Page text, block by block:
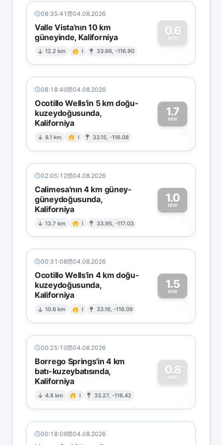
08:35:41 04.08.2026
Valle Vista'nın 10 km
güneyinde, Kaliforniya
12.2 km I 33.66, -116.90
0.6
MW
0
08:18:40 04.08.2026
Ocotillo Wells'in 5 km doğu-
kuzeydoğusunda,
Kaliforniya
8.1 km I 33.15, -116.08
1.7
MW
1
02:05:12 04.08.2026
Calimesa'nın 4 km güney-
güneydoğusunda,
Kaliforniya
13.7 km I 33.95, -117.03
1.0
MW
1
00:31:08 04.08.2026
Ocotillo Wells'in 4 km doğu-
kuzeydoğusunda,
Kaliforniya
10.6 km I 33.16, -116.09
1.5
MW
1
00:25:10 04.08.2026
Borrego Springs'in 4 km
batı-kuzeybatısında,
Kaliforniya
4.8 km I 33.27, -116.42
0.8
MW
0
00:18:09 04.08.2026